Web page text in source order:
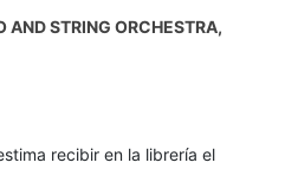
AND STRING ORCHESTRA,
recibir en la librería el